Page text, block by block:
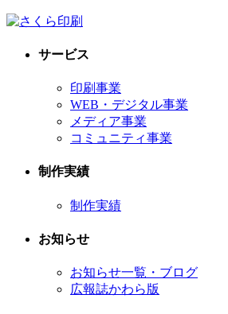
サービス
印刷事業
WEB・デジタル事業
メディア事業
コミュニティ事業
制作実績
制作実績
お知らせ
お知らせ一覧・ブログ
広報誌かわら版